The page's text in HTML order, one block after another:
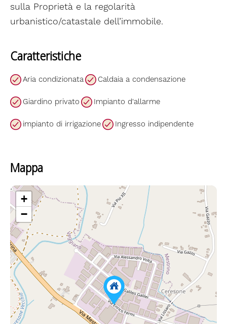
sulla Proprietà e la regolarità
urbanistico/catastale dell’immobile.
Caratteristiche
Aria condizionata Caldaia a condensazione
Giardino privato Impianto d'allarme
impianto di irrigazione Ingresso indipendente
Mappa
+
−